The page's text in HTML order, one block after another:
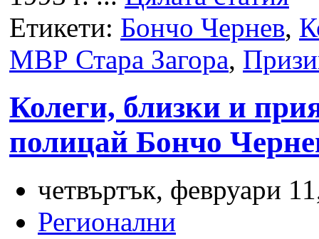
Етикети: Бончо Чернев,
МВР Стара Загора,
Колеги, близки и
полицай Бончо
четвъртък, февруари
Регионални